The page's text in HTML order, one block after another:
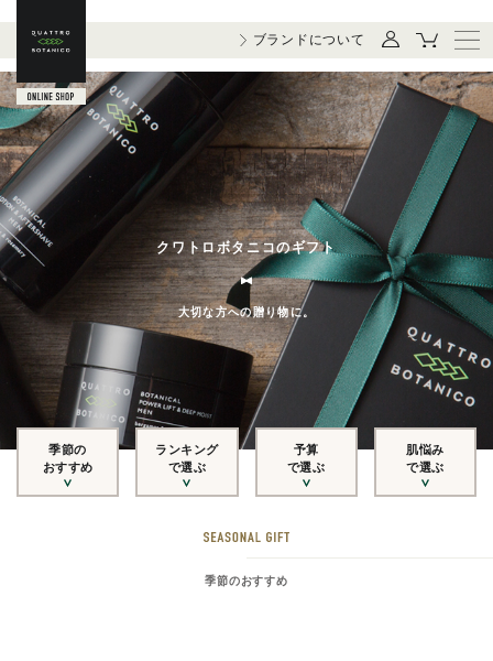
ブランドについて
クワトロボタニコのギフト
大切な方への贈り物に。
季節の
おすすめ
ランキング
で選ぶ
予算
で選ぶ
肌悩み
で選ぶ
季節のおすすめ